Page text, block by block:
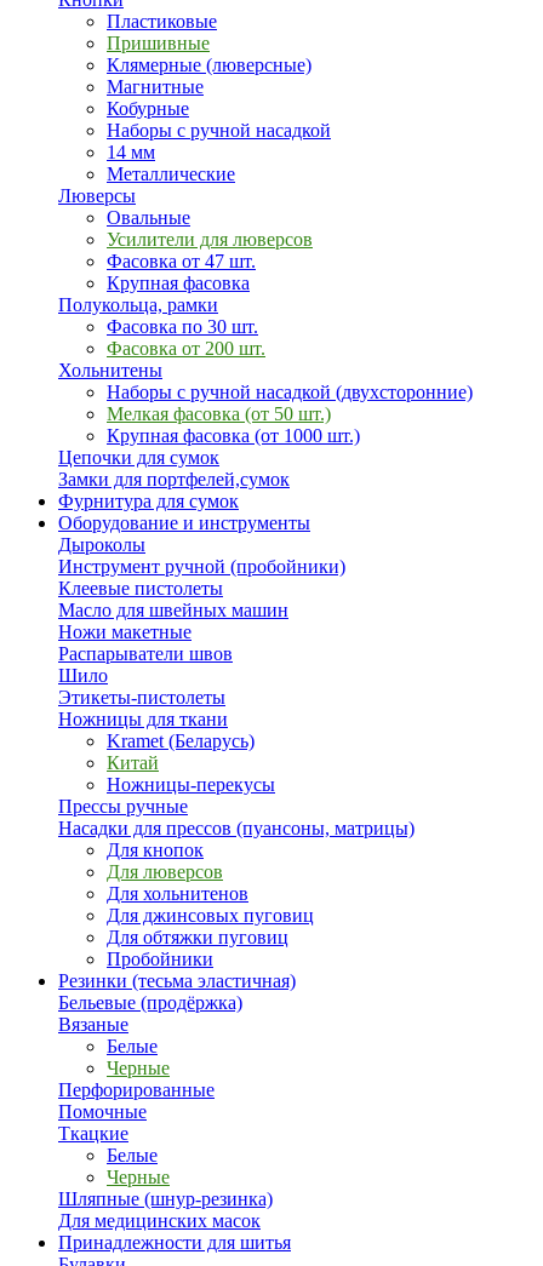
Пластиковые
Пришивные
Клямерные (люверсные)
Магнитные
Кобурные
Наборы с ручной насадкой
14 мм
Металлические
Люверсы
Овальные
Усилители для люверсов
Фасовка от 47 шт.
Крупная фасовка
Полукольца, рамки
Фасовка по 30 шт.
Фасовка от 200 шт.
Хольнитены
Наборы с ручной насадкой (двухсторонние)
Мелкая фасовка (от 50 шт.)
Крупная фасовка (от 1000 шт.)
Цепочки для сумок
Замки для портфелей,сумок
Фурнитура для сумок
Оборудование и инструменты
Дыроколы
Инструмент ручной (пробойники)
Клеевые пистолеты
Масло для швейных машин
Ножи макетные
Распарыватели швов
Шило
Этикеты-пистолеты
Ножницы для ткани
Kramet (Беларусь)
Китай
Ножницы-перекусы
Прессы ручные
Насадки для прессов (пуансоны, матрицы)
Для кнопок
Для люверсов
Для хольнитенов
Для джинсовых пуговиц
Для обтяжки пуговиц
Пробойники
Резинки (тесьма эластичная)
Бельевые (продёржка)
Вязаные
Белые
Черные
Перфорированные
Помочные
Ткацкие
Белые
Черные
Шляпные (шнур-резинка)
Для медицинских масок
Принадлежности для шитья